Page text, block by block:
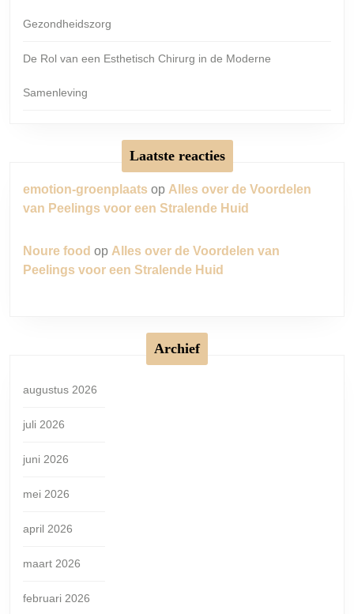
Gezondheidszorg
De Rol van een Esthetisch Chirurg in de Moderne
Samenleving
Laatste reacties
emotion-groenplaats op Alles over de Voordelen
van Peelings voor een Stralende Huid
Noure food op Alles over de Voordelen van
Peelings voor een Stralende Huid
Archief
augustus 2026
juli 2026
juni 2026
mei 2026
april 2026
maart 2026
februari 2026